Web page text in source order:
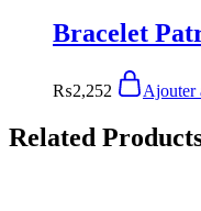
Bracelet
₨2,252 Ajouter
Related